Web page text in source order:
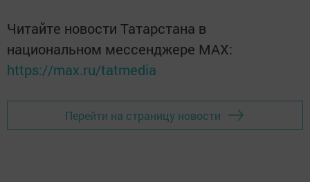
Читайте новости Татарстана в
национальном мессенджере MАХ:
https://max.ru/tatmedia
Перейти на страницу новости